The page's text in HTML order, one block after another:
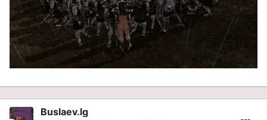
Buslaev.lg